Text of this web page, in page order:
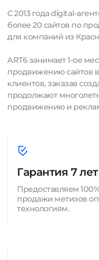
С 2013 года digital-
более 20 сайтов по
для компаний из
ART6 занимает 1-ое
продвижению сайтов
клиентов, заказав
продолжают
продвижению и
Гарантия 7 лет
Предоставляем
продажи метизов
технологиям.